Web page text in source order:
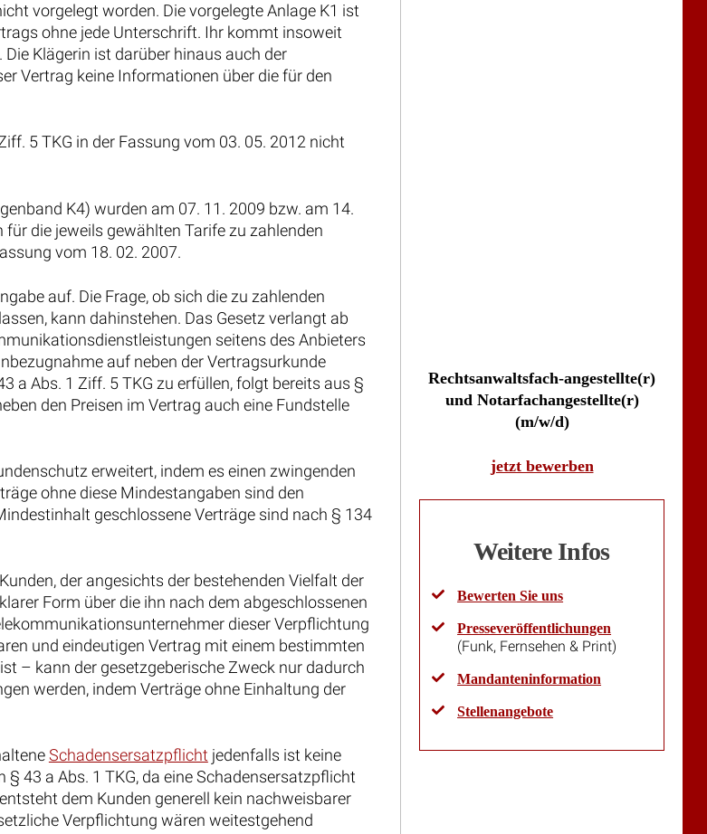
vorgelegt worden. Die vorgelegte Anlage K1 ist
ohne jede Unterschrift. Ihr kommt insoweit
Klägerin ist darüber hinaus auch der
Vertrag keine Informationen über die für den
5 TKG in der Fassung vom 03. 05. 2012 nicht
K4) wurden am 07. 11. 2009 bzw. am 14.
die jeweils gewählten Tarife zu zahlenden
vom 18. 02. 2007.
auf. Die Frage, ob sich die zu zahlenden
kann dahinstehen. Das Gesetz verlangt ab
seitens des Anbieters
auf neben der Vertragsurkunde
a Abs. 1 Ziff. 5 TKG zu erfüllen, folgt bereits aus §
den Preisen im Vertrag auch eine Fundstelle
erweitert, indem es einen zwingenden
ohne diese Mindestangaben sind den
geschlossene Verträge sind nach § 134
der angesichts der bestehenden Vielfalt der
Form über die ihn nach dem abgeschlossenen
dieser Verpflichtung
und eindeutigen Vertrag mit einem bestimmten
– kann der gesetzgeberische Zweck nur dadurch
werden, indem Verträge ohne Einhaltung der
Schadensersatzpflichtjedenfalls ist keine
43 a Abs. 1 TKG, da eine Schadensersatzpflicht
dem Kunden generell kein nachweisbarer
Verpflichtung wären weitestgehend
Rechtsanwaltsfach-angestellte(r)
und Notarfachangestellte(r)
(m/w/d)
jetzt bewerben
Weitere Infos
Bewerten Sie uns
Presseveröffentlichungen
(Funk, Fernsehen & Print)
Mandanteninformation
Stellenangebote